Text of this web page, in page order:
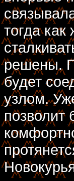
тогда
решены.
будет
узлом.
позволит